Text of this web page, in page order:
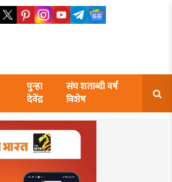
पुन्हा
देवेंद्र
संघ शताब्दी वर्ष
विशेष